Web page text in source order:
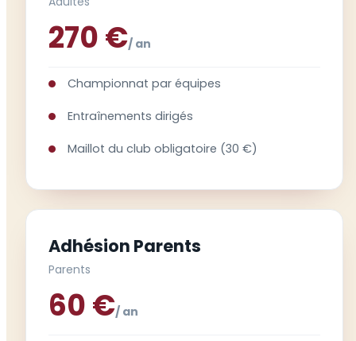
270 €/ an
Championnat par équipes
Entraînements dirigés
Maillot du club obligatoire (30 €)
Adhésion Parents
Parents
60 €/ an